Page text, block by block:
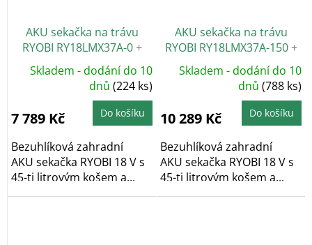
AKU sekačka na trávu
RYOBI RY18LMX37A-0+
Nabroušení nože zdarma
Skladem - dodání do 10
dnů (224 ks)
7 789 Kč Do košíku
Bezuhlíková zahradní
AKU sekačka RYOBI 18 V s
45-ti litrovým košem a...
AKU sekačka na trávu
RYOBI RY18LMX37A-150+
Nabroušení nože zdarma
Skladem - dodání do 10
dnů (788 ks)
10 289 Kč Do košíku
Bezuhlíková zahradní
AKU sekačka RYOBI 18 V s
45-ti litrovým košem a...